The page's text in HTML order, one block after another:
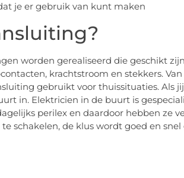
je er gebruik van kunt maken
worden gerealiseerd die geschikt
krachtstroom en stekkers.
gebruikt voor thuissituaties. Als
in. Elektricien in de buurt is
perilex en daardoor hebben ze
schakelen, de klus wordt goed en snel